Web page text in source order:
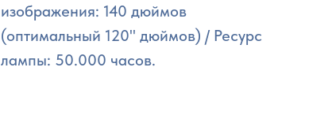
изображения: 140 дюймов
(оптимальный 120" дюймов) / Ресурс
лампы: 50.000 часов.